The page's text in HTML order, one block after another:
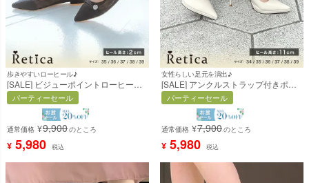
歩きやすいローヒール♪
[SALE] ビジューポイントローヒール
パンプス(ブラック) [Retica/レティカ]
パーティーセール
通常価格 ¥9,900のところ
¥ 5,980 税込
女性らしい足元を演出♪
[SALE] アンクルストラップ付きポイ
ンテッドトゥパンプス (オフホワイト)
(11cmヒール) [Retica/レティカ]
パーティーセール
通常価格 ¥7,900のところ
¥ 5,980 税込